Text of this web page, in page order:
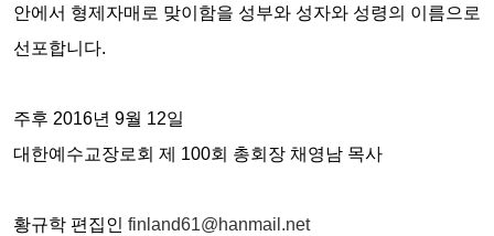
안에서 형제자매로 맞이함을 성부와 성자와 성령의 이름으로
선포합니다.
주후 2016년 9월 12일
대한예수교장로회 제 100회 총회장 채영남 목사
황규학 편집인 finland61@hanmail.net